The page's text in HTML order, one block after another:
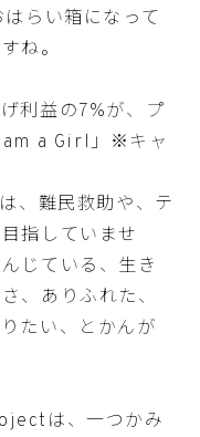
らい箱になって
ね。
利益の7%が、プ
am a Girl」※キャ
、難民救助や、テ
指していませ
じている、生き
、ありふれた、
たい、とかんが
は、一つかみ